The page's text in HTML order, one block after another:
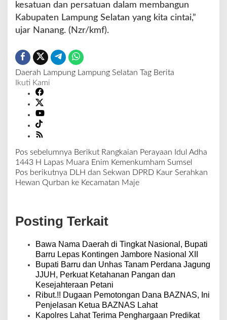
kesatuan dan persatuan dalam membangun
Kabupaten Lampung Selatan yang kita cintai,”
ujar Nanang. (Nzr/kmf).
Daerah Lampung Lampung Selatan Tag Berita
Ikuti Kami
N
a
v
a
s
Pos sebelumnya Berikut Rangkaian Perayaan Idul Adha
1443 H Lapas Muara Enim Kemenkumham Sumsel
Pos berikutnya DLH dan Sekwan DPRD Kaur Serahkan
Hewan Qurban ke Kecamatan Maje
Posting Terkait
Bawa Nama Daerah di Tingkat Nasional, Bupati
Barru Lepas Kontingen Jambore Nasional XII
Bupati Barru dan Unhas Tanam Perdana Jagung
JJUH, Perkuat Ketahanan Pangan dan
Kesejahteraan Petani
Ribut.!! Dugaan Pemotongan Dana BAZNAS, Ini
Penjelasan Ketua BAZNAS Lahat
Kapolres Lahat Terima Penghargaan Predikat